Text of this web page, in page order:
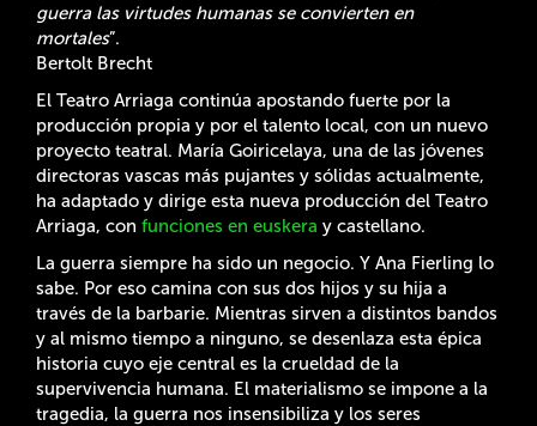
guerra las virtudes humanas se convierten en
mortales”.
Bertolt Brecht
El Teatro Arriaga continúa apostando fuerte por la
producción propia y por el talento local, con un nuevo
proyecto teatral. María Goiricelaya, una de las jóvenes
directoras vascas más pujantes y sólidas actualmente,
ha adaptado y dirige esta nueva producción del Teatro
Arriaga, con funciones en euskera y castellano.
La guerra siempre ha sido un negocio. Y Ana Fierling lo
sabe. Por eso camina con sus dos hijos y su hija a
través de la barbarie. Mientras sirven a distintos bandos
y al mismo tiempo a ninguno, se desenlaza esta épica
historia cuyo eje central es la crueldad de la
supervivencia humana. El materialismo se impone a la
tragedia, la guerra nos insensibiliza y los seres